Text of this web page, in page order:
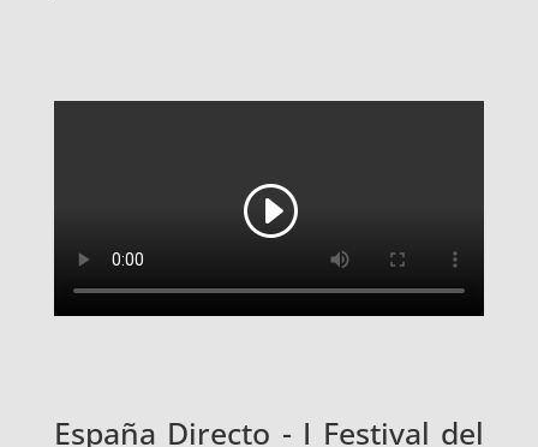
España Directo - I Festival del